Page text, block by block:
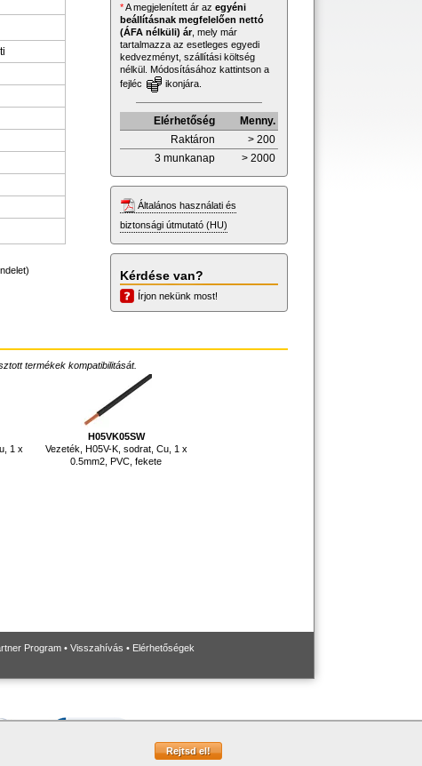
*A megjelenített ár az egyéni
beállításnak megfelelően nettó
(ÁFA nélküli) ár, mely már
tartalmazza az esetleges egyedi
kedvezményt, szállítási költség
nélkül. Módosításához kattintson a
fejléc
ikonjára.
Elérhetőség
Menny.
Raktáron
> 200
3 munkanap
> 2000
Általános használati és
biztonsági útmutató (HU)
Kérdése van?
Írjon nekünk most!
termékek kompatibilitását.
1 x
H05VK05SW
Vezeték, H05V-K, sodrat, Cu, 1 x
0.5mm2, PVC, fekete
Program • Visszahívás • Elérhetőségek